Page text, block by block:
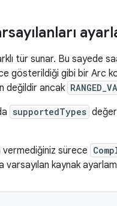
tür sunar. Bu sayede
gösterildiği gibi bir Arc
değildir ancak
supportedTypes
vermediğiniz sürece
kaynak